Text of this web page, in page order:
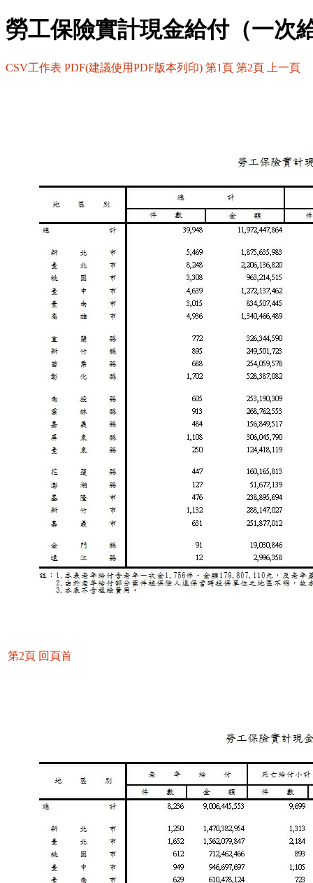
勞工保險實計現金給付（一次
CSV工作表 PDF(建議使用PDF版本列印) 第1頁 第2頁 上一頁
第2頁 回頁首